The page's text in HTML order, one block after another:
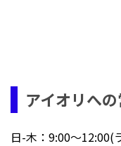
アイオリへ
日-木：9:00～12:00(